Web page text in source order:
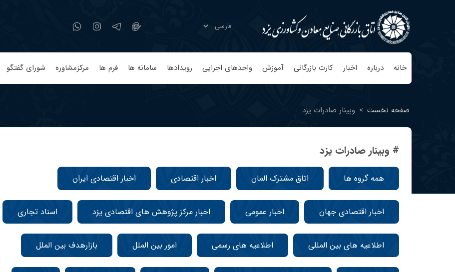
خانه درباره اخبار کارت بازرگانی آموزش واحدهای اجرایی رویدادها سامانه ها فرم ها مرکزمشاوره شورای گفتگو
صفحه نخست > وبینار صادرات یزد
# وبینار صادرات یزد
همه گروه ها اتاق مشترک المان اخبار اقتصادی اخبار اقتصادی ایران
اخبار اقتصادی جهان اخبار عمومی اخبار مرکز پژوهش های اقتصادی یزد اسناد تجاری
اطلاعیه های بین المللی اطلاعیه های رسمی امور بین الملل بازارهدف بین الملل